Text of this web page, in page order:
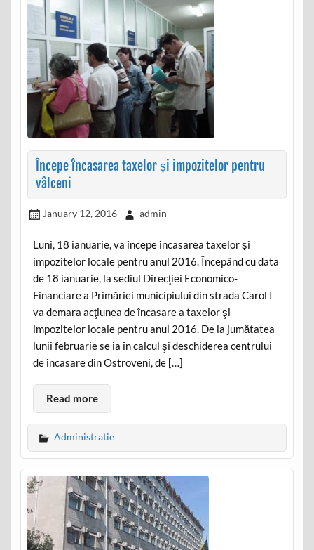
Începe încasarea taxelor și impozitelor pentru
vâlceni
January 12, 2016 admin
Luni, 18 ianuarie, va începe încasarea taxelor şi
impozitelor locale pentru anul 2016. Începând cu data
de 18 ianuarie, la sediul Direcţiei Economico-
Financiare a Primăriei municipiului din strada Carol I
va demara acţiunea de încasare a taxelor şi
impozitelor locale pentru anul 2016. De la jumătatea
lunii februarie se ia în calcul şi deschiderea centrului
de încasare din Ostroveni, de […]
Read more
Administratie